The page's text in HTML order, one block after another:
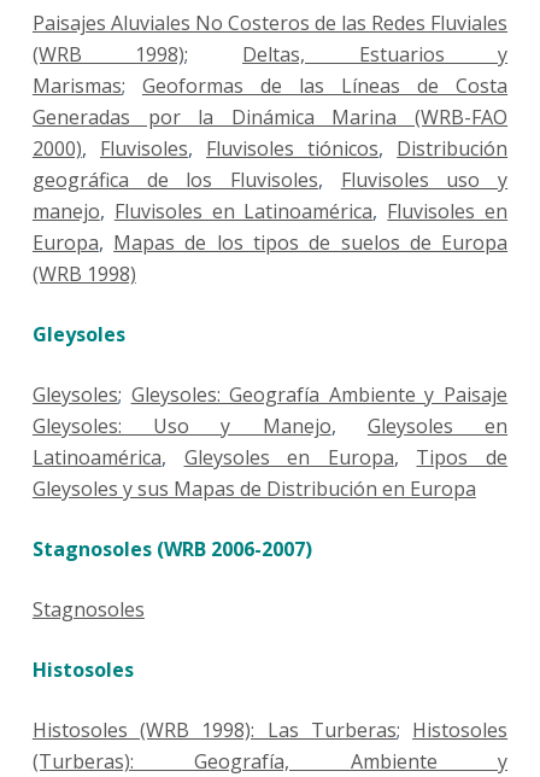
Paisajes Aluviales No Costeros de las Redes Fluviales
(WRB 1998); Deltas, Estuarios y
Marismas; Geoformas de las Líneas de Costa
Generadas por la Dinámica Marina (WRB-FAO
2000), Fluvisoles, Fluvisoles tiónicos, Distribución
geográfica de los Fluvisoles, Fluvisoles uso y
manejo, Fluvisoles en Latinoamérica, Fluvisoles en
Europa, Mapas de los tipos de suelos de Europa
(WRB 1998)
Gleysoles
Gleysoles; Gleysoles: Geografía Ambiente y Paisaje
Gleysoles: Uso y Manejo, Gleysoles en
Latinoamérica, Gleysoles en Europa, Tipos de
Gleysoles y sus Mapas de Distribución en Europa
Stagnosoles (WRB 2006-2007)
Stagnosoles
Histosoles
Histosoles (WRB 1998): Las Turberas; Histosoles
(Turberas): Geografía, Ambiente y